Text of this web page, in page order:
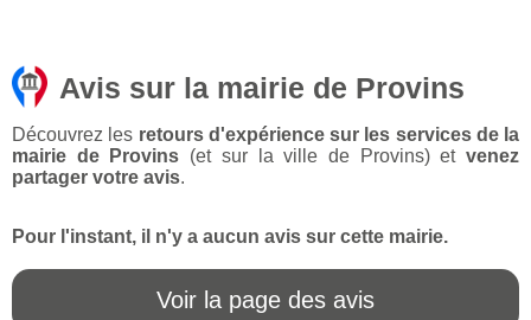
Avis sur la mairie de Provins
Découvrez les retours d'expérience sur les services de la
mairie de Provins (et sur la ville de Provins) etvenez
partager votre avis.
Pour l'instant, il n'y a aucun avis sur cette mairie.
Voir la page des avis